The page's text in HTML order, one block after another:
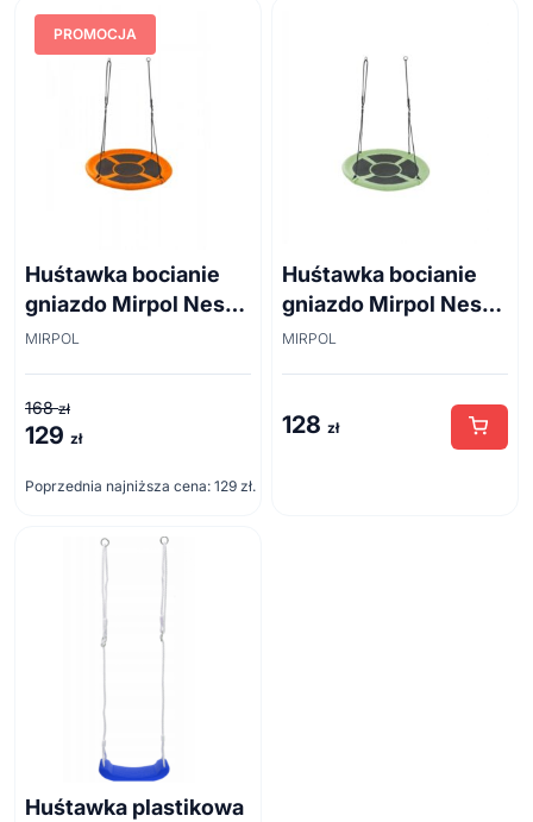
PROMOCJA
Huśtawka bocianie
gniazdo Mirpol Nest
pomarańczowa 95 cm
MIRPOL
168zł
Pierwotna
wynosiła:
129 zł
Aktualna
wynosi:
Poprzednia najniższa cena: 129 zł.
Huśtawka bocianie
gniazdo Mirpol Nest
zielona 95 cm
MIRPOL
128 zł
Huśtawka plastikowa